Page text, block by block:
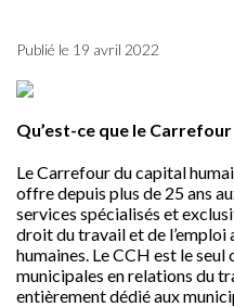
Publié le 19 avril 2022
Qu’est-ce que le
Le Carrefour du capital
offre depuis plus de 25 ans
services spécialisés et
droit du travail et de l’emploi
humaines. Le CCH est le seul
municipales en relations du
entièrement dédié aux